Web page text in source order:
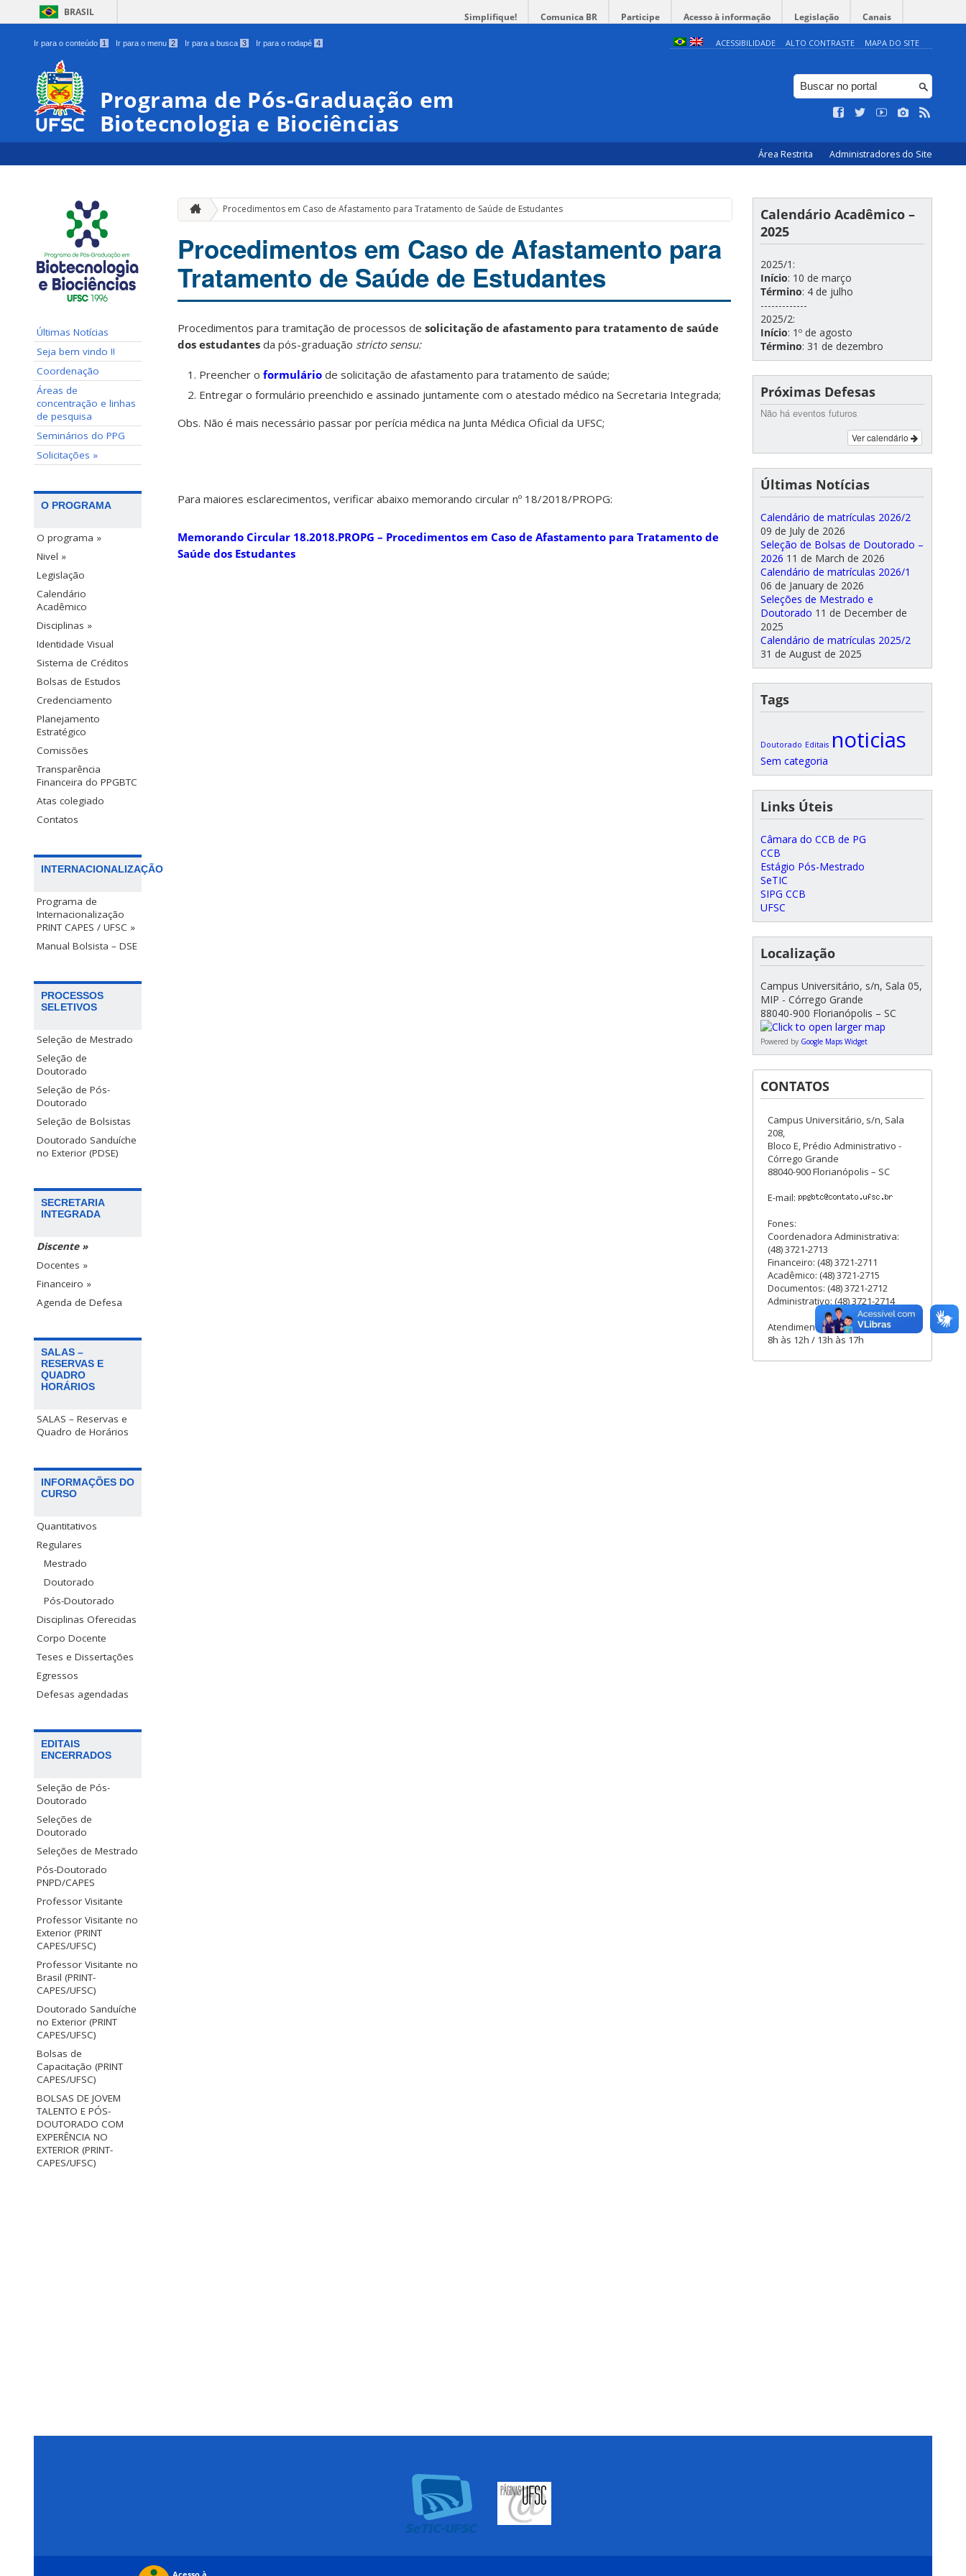
BRASIL Simplifique! Comunica BR Participe Acesso à informação Legislação Canais
Ir para o conteúdo 1 Ir para o menu 2 Ir para a busca 3 Ir para o rodapé 4 ACESSIBILIDADE ALTO CONTRASTE MAPA DO SITE
Programa de Pós-Graduação em
Biotecnologia e Biociências
Área Restrita Administradores do Site
Últimas Notícias
Seja bem vindo !!
Coordenação
Áreas de
concentração e linhas
de pesquisa
Seminários do PPG
Solicitações »
O PROGRAMA
O programa »
Nivel »
Legislação
Calendário
Acadêmico
Disciplinas »
Identidade Visual
Sistema de Créditos
Bolsas de Estudos
Credenciamento
Planejamento
Estratégico
Comissões
Transparência
Financeira do PPGBTC
Atas colegiado
Contatos
INTERNACIONALIZAÇÃO
Programa de
Internacionalização
PRINT CAPES / UFSC »
Manual Bolsista – DSE
PROCESSOS
SELETIVOS
Seleção de Mestrado
Seleção de
Doutorado
Seleção de Pós-
Doutorado
Seleção de Bolsistas
Doutorado Sanduíche
no Exterior (PDSE)
SECRETARIA
INTEGRADA
Discente »
Docentes »
Financeiro »
Agenda de Defesa
SALAS –
RESERVAS E
QUADRO
HORÁRIOS
SALAS – Reservas e
Quadro de Horários
INFORMAÇÕES DO
CURSO
Quantitativos
Regulares
Mestrado
Doutorado
Pós-Doutorado
Disciplinas Oferecidas
Corpo Docente
Teses e Dissertações
Egressos
Defesas agendadas
EDITAIS
ENCERRADOS
Seleção de Pós-
Doutorado
Seleções de
Doutorado
Seleções de Mestrado
Pós-Doutorado
PNPD/CAPES
Professor Visitante
Professor Visitante no
Exterior (PRINT
CAPES/UFSC)
Professor Visitante no
Brasil (PRINT-
CAPES/UFSC)
Doutorado Sanduíche
no Exterior (PRINT
CAPES/UFSC)
Bolsas de
Capacitação (PRINT
CAPES/UFSC)
BOLSAS DE JOVEM
TALENTO E PÓS-
DOUTORADO COM
EXPERÊNCIA NO
EXTERIOR (PRINT-
CAPES/UFSC)
Procedimentos em Caso de Afastamento para Tratamento de Saúde de Estudantes
Procedimentos em Caso de Afastamento para
Tratamento de Saúde de Estudantes
Procedimentos para tramitação de processos de solicitação de afastamento para tratamento de saúde
dos estudantes da pós-graduação stricto sensu:
Preencher o formulário de solicitação de afastamento para tratamento de saúde;
Entregar o formulário preenchido e assinado juntamente com o atestado médico na Secretaria Integrada;
Obs. Não é mais necessário passar por perícia médica na Junta Médica Oficial da UFSC;
Para maiores esclarecimentos, verificar abaixo memorando circular nº 18/2018/PROPG:
Memorando Circular 18.2018.PROPG – Procedimentos em Caso de Afastamento para Tratamento de
Saúde dos Estudantes
Calendário Acadêmico –
2025
2025/1:
Início: 10 de março
Término: 4 de julho
-------------
2025/2:
Início: 1º de agosto
Término: 31 de dezembro
Próximas Defesas
Não há eventos futuros
Ver calendário
Últimas Notícias
Calendário de matrículas 2026/2
09 de July de 2026
Seleção de Bolsas de Doutorado –
2026 11 de March de 2026
Calendário de matrículas 2026/1
06 de January de 2026
Seleções de Mestrado e
Doutorado 11 de December de
2025
Calendário de matrículas 2025/2
31 de August de 2025
Tags
Doutorado Editais noticias
Sem categoria
Links Úteis
Câmara do CCB de PG
CCB
Estágio Pós-Mestrado
SeTIC
SIPG CCB
UFSC
Localização
Campus Universitário, s/n, Sala 05,
MIP - Córrego Grande
88040-900 Florianópolis – SC
Powered by Google Maps Widget
CONTATOS
Campus Universitário, s/n, Sala
208,
Bloco E, Prédio Administrativo -
Córrego Grande
88040-900 Florianópolis – SC
E-mail:
Fones:
Coordenadora Administrativa:
(48) 3721-2713
Financeiro: (48) 3721-2711
Acadêmico: (48) 3721-2715
Documentos: (48) 3721-2712
Administrativo: (48) 3721-2714
Atendimento externo:
8h às 12h / 13h às 17h